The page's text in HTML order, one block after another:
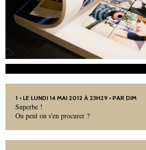
1 • LE LUNDI 14 MAI 2012 À 23H29 • PAR DIM
Superbe !
Ou peut on s'en procurer ?